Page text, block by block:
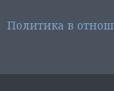
Политика в